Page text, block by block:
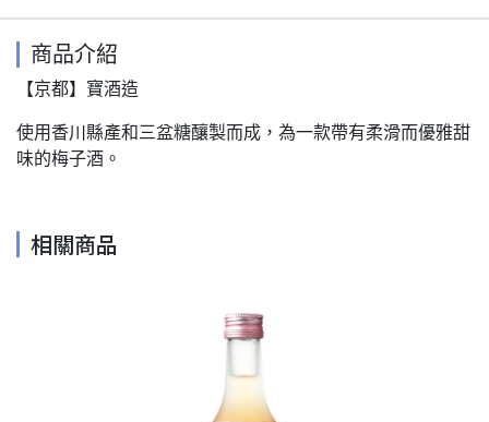
商品介紹
【京都】寶酒造
使用香川縣產和三盆糖釀製而成，為一款帶有柔滑而優雅甜
味的梅子酒。
相關商品